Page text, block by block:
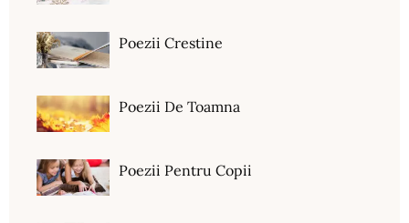
Poezii Crestine
Poezii De Toamna
Poezii Pentru Copii